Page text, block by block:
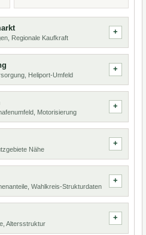
Regionale Kaufkraft
Heliport-Umfeld
Motorisierung
Nähe
Wahlkreis-Strukturdaten
Altersstruktur